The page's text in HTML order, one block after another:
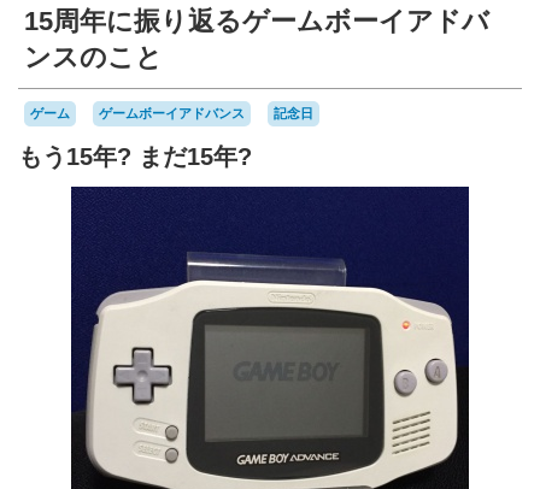
15周年に振り返るゲームボーイアドバ
ンスのこと
ゲーム ゲームボーイアドバンス 記念日
もう15年? まだ15年?